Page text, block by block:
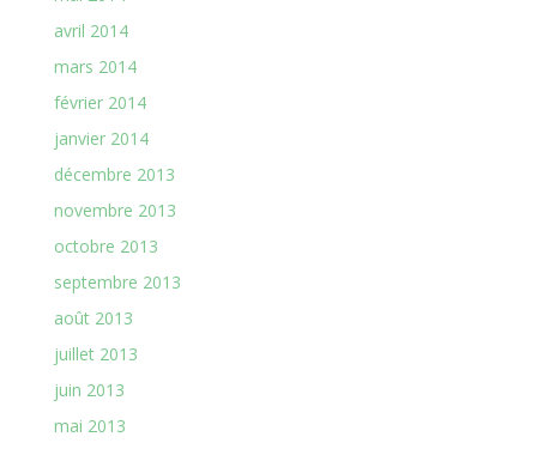
avril 2014
mars 2014
février 2014
janvier 2014
décembre 2013
novembre 2013
octobre 2013
septembre 2013
août 2013
juillet 2013
juin 2013
mai 2013